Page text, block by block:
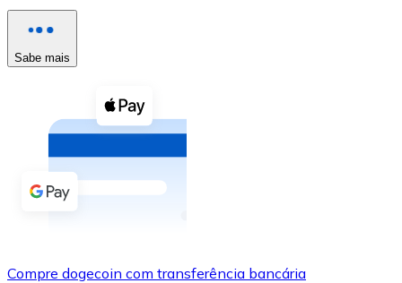
Ver tudo
Cupons cripto
Compre criptomoedas com dinheiro e outros
Comprar com dinheiro
Transferência SEPA
Sabe mais
Compre dogecoin com transferência bancária